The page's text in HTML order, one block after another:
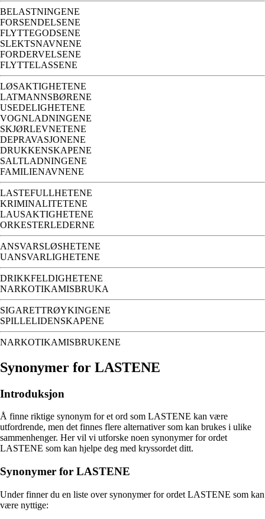
BELASTNINGENE
FORSENDELSENE
FLYTTEGODSENE
SLEKTSNAVNENE
FORDERVELSENE
FLYTTELASSENE
LØSAKTIGHETENE
LATMANNSBØRENE
USEDELIGHETENE
VOGNLADNINGENE
SKJØRLEVNETENE
DEPRAVASJONENE
DRUKKENSKAPENE
SALTLADNINGENE
FAMILIENAVNENE
LASTEFULLHETENE
KRIMINALITETENE
LAUSAKTIGHETENE
ORKESTERLEDERNE
ANSVARSLØSHETENE
UANSVARLIGHETENE
DRIKKFELDIGHETENE
NARKOTIKAMISBRUKA
SIGARETTRØYKINGENE
SPILLELIDENSKAPENE
NARKOTIKAMISBRUKENE
Synonymer for LASTENE
Introduksjon
Å finne riktige synonym for et ord som LASTENE kan være
utfordrende, men det finnes flere alternativer som kan brukes i ulike
sammenhenger. Her vil vi utforske noen synonymer for ordet
LASTENE som kan hjelpe deg med kryssordet ditt.
Synonymer for LASTENE
Under finner du en liste over synonymer for ordet LASTENE som kan
være nyttige: